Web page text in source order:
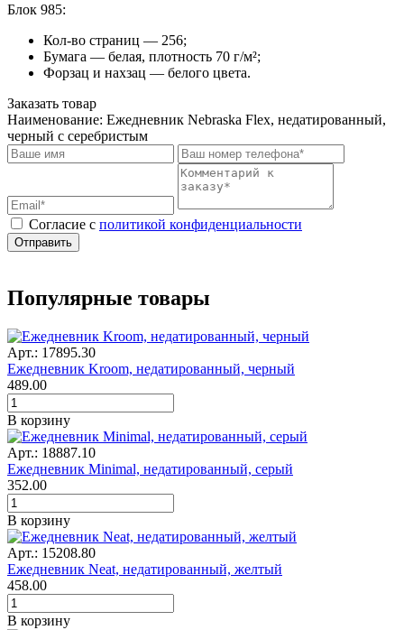
Блок 985:
Кол-во страниц — 256;
Бумага — белая, плотность 70 г/м²;
Форзац и нахзац — белого цвета.
Заказать товар
Наименование: Ежедневник Nebraska Flex, недатированный,
черный с серебристым
Cогласие с политикой конфиденциальности
Отправить
Популярные товары
Арт.: 17895.30
Ежедневник Kroom, недатированный, черный
489.00
В корзину
Арт.: 18887.10
Ежедневник Minimal, недатированный, серый
352.00
В корзину
Арт.: 15208.80
Ежедневник Neat, недатированный, желтый
458.00
В корзину